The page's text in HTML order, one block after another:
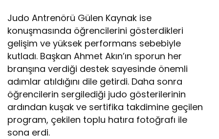
Judo Antrenörü Gülen Kaynak ise
konuşmasında öğrencilerini gösterdikleri
gelişim ve yüksek performans sebebiyle
kutladı. Başkan Ahmet Akın’ın sporun her
branşına verdiği destek sayesinde önemli
adımlar atıldığını dile getirdi. Daha sonra
öğrencilerin sergilediği judo gösterilerinin
ardından kuşak ve sertifika takdimine geçilen
program, çekilen toplu hatıra fotoğrafı ile
sona erdi.